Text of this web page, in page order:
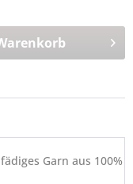
Garn aus 100%